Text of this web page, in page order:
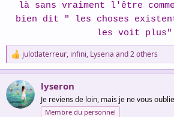
là sans vraiment l'être
bien dit " les choses existent
les voit plus"
R
e
a
c
t
i
julotlaterreur, infini, Lyseria and 2 others
lyseron
Je reviens de loin, mais je ne vous
Membre du personnel